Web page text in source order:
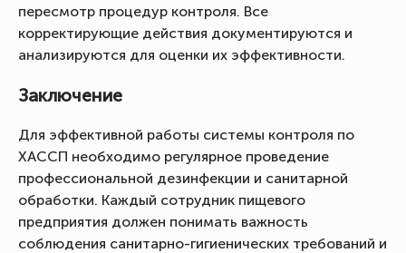
пересмотр процедур контроля. Все
корректирующие действия документируются и
анализируются для оценки их эффективности.
Заключение
Для эффективной работы системы контроля по
ХАССП необходимо регулярное проведение
профессиональной дезинфекции и санитарной
обработки. Каждый сотрудник пищевого
предприятия должен понимать важность
соблюдения санитарно-гигиенических требований и